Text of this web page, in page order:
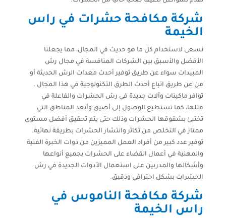
شركة مكافحة حشرات في راس
الخيمة
نسعى لاستخدام كل ما هو حديث في المجال، مما يجعلنا
الأفضل والأسبق بين الشركات المنافسة في مجال رش
المبيدات سواء عن طريق توفير أحدث معدات الرش الحديثة أو
من عن طريق اتباع أحدث الطرق التكنولوجية في هذا المجال .
توافر ماكينات وآلات جديدة في رش الحشرات والفاعلة في
قتلها، كما تستطيع الوصول إلى أضيق وأبعد المناطق التي
تختبئ بشقوقها الحشرات وذلك حتى يتم تحقيق أفضل مستوى
ممتاز في التخلص من تكاثر وانتشار الحشرات بطريقة نهائية.
توفير عدد كبير من أفراد العمل المميزين من ذوات الخبرة الفنية
والمهنية في أعمال القضاء على الحشرات بجميع أنواعها
وأشكالها والمدربين على استعمال الأدوات الجديدة في رش
الحشرات بشكل احترافي ودقيق.
شركة مكافحة الناموس في
راس الخيمة